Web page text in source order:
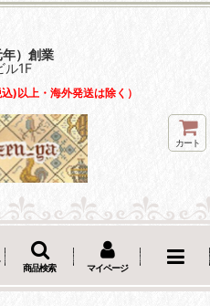
）創業
1F
)以上・海外発送は除く）
カート
商品検索 マイページ